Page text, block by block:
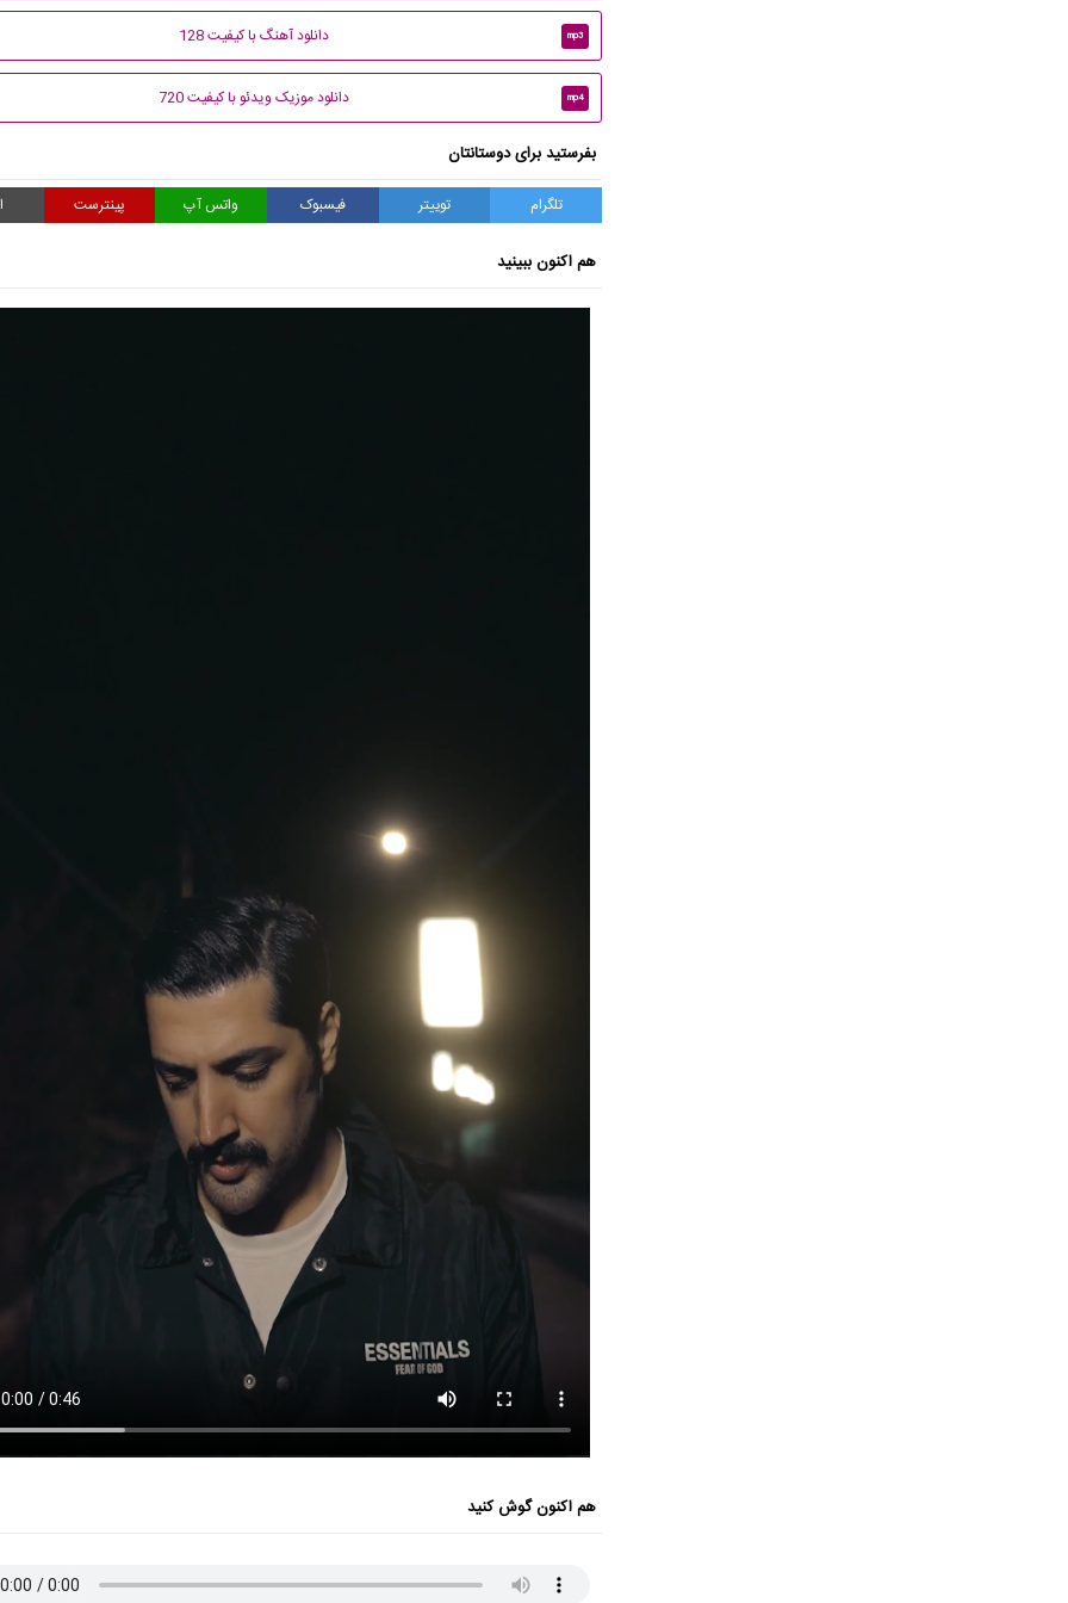
mp3 دانلود آهنگ با کیفیت 128
mp4 دانلود موزیک ویدئو با کیفیت 720
بفرستید برای دوستانتان
تلگرام توییتر فیسبوک واتس آپ پینترست
هم اکنون ببینید
هم اکنون گوش کنید